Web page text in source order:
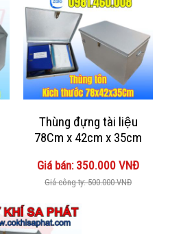
Thùng đựng tài liệu
78Cm x 42cm x 35cm
Giá bán: 350.000 VNĐ
Giá công ty: 500.000 VNĐ